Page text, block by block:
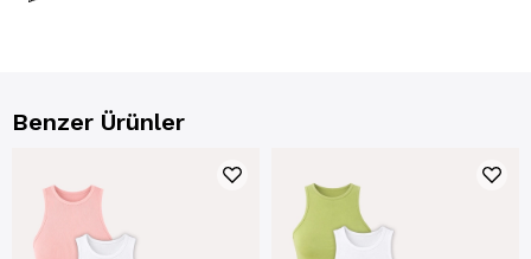
Benzer Ürünler